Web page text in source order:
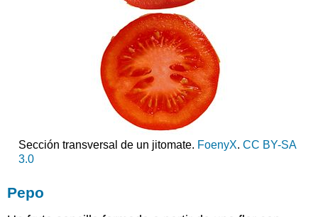
Sección transversal de un jitomate. FoenyX. CC BY-SA
3.0
Pepo